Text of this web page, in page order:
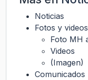
Noticias
Fotos y videos
Foto MH
Videos
(Imagen)
Comunicados